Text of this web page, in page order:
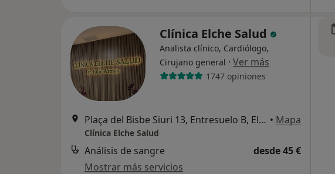
Clínica Elche Salud
Analista clínico, Cardiólogo,
Cirujano general · Ver más
1747 opiniones
Plaça del Bisbe Siuri 13, Entresuelo B, Elche • Mapa
Clínica Elche Salud
Análisis de sangre
desde 45 €
Mostrar más servicios